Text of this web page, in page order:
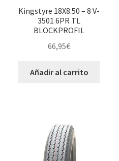
Kingstyre 18X8.50 – 8 V-
3501 6PR TL
BLOCKPROFIL
66,95€
Añadir al carrito